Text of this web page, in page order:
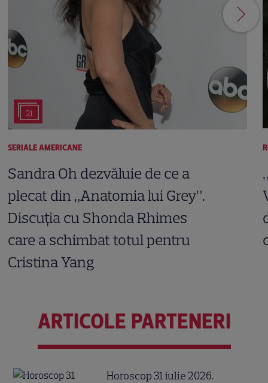
21
SERIALE AMERICANE
Sandra Oh dezvăluie de ce a
plecat din „Anatomia lui Grey”.
Discuția cu Shonda Rhimes
care a schimbat totul pentru
Cristina Yang
ARTICOLE PARTENERI
Horoscop 31 iulie 2026.